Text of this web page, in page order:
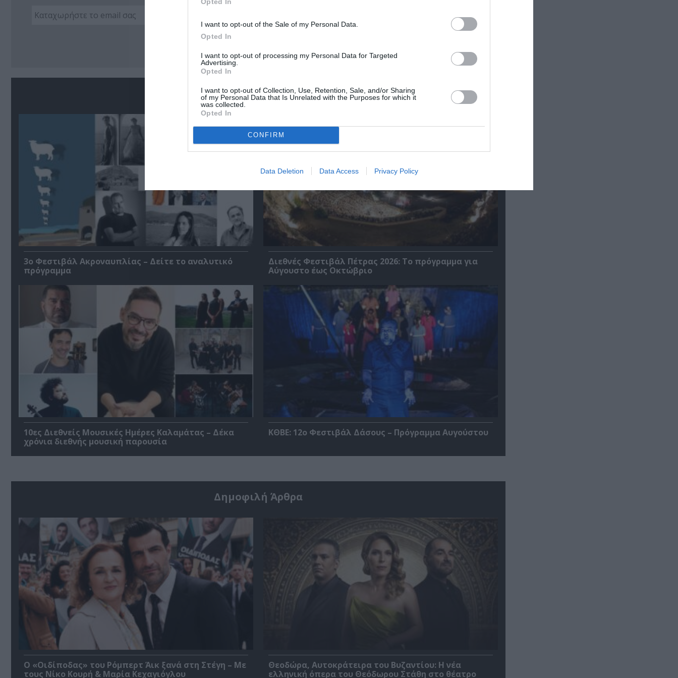
I want to opt-out of the Sale of my Personal Data.
Opted In
I want to opt-out of processing my Personal Data for Targeted
Advertising.
Opted In
I want to opt-out of Collection, Use, Retention, Sale, and/or Sharing
of my Personal Data that Is Unrelated with the Purposes for which it
was collected.
Opted In
CONFIRM
Data Deletion Data Access Privacy Policy
Ακολουθήστε το Culturenow.gr
Σχετικά Άρθρα
3ο Φεστιβάλ Ακροναυπλίας – Δείτε το αναλυτικό
πρόγραμμα
Διεθνές Φεστιβάλ Πέτρας 2026: Το πρόγραμμα για
Αύγουστο έως Οκτώβριο
10ες Διεθνείς Μουσικές Ημέρες Καλαμάτας – Δέκα
χρόνια διεθνής μουσική παρουσία
ΚΘΒΕ: 12ο Φεστιβάλ Δάσους – Πρόγραμμα Αυγούστου
Δημοφιλή Άρθρα
O «Οιδίποδας» του Ρόμπερτ Άικ ξανά στη Στέγη – Με
τους Νίκο Κουρή & Μαρία Κεχαγιόγλου
Θεοδώρα, Αυτοκράτειρα του Βυζαντίου: Η νέα
ελληνική όπερα του Θεόδωρου Στάθη στο θέατρο